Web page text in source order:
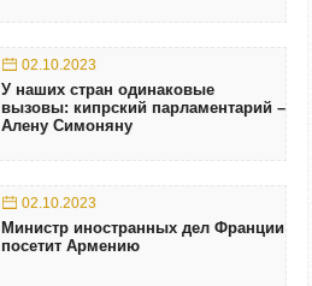
02.10.2023
У наших стран одинаковые
вызовы: кипрский парламентарий –
Алену Симоняну
02.10.2023
Министр иностранных дел Франции
посетит Армению